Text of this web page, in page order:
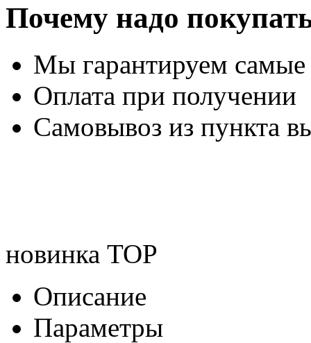
Почему надо
Мы гарантируем
Оплата при получении
Самовывоз из пункта
новинка TOP
Описание
Параметры